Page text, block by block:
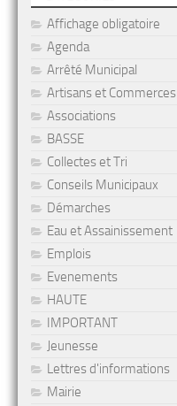
Affichage obligatoire
Agenda
Arrêté Municipal
Artisans et Commerces
Associations
BASSE
Collectes et Tri
Conseils Municipaux
Démarches
Eau et Assainissement
Emplois
Evenements
HAUTE
IMPORTANT
Jeunesse
Lettres d'informations
Mairie